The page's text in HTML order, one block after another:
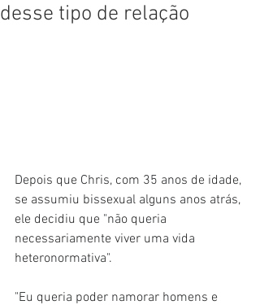
desse tipo de relação
Depois que Chris, com 35 anos de idade,
se assumiu bissexual alguns anos atrás,
ele decidiu que "não queria
necessariamente viver uma vida
heteronormativa".
"Eu queria poder namorar homens e